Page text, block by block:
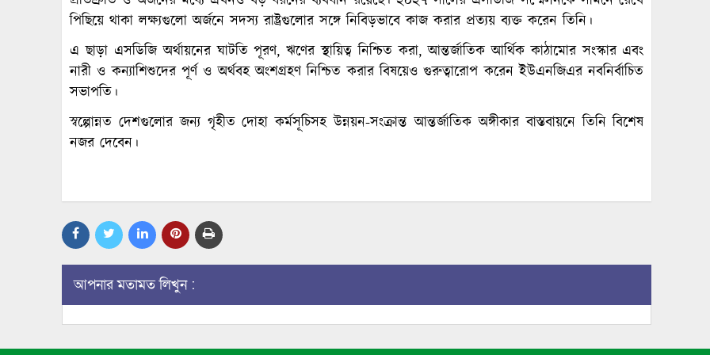
পিছিয়ে থাকা লক্ষ্যগুলো অর্জনে সদস্য রাষ্ট্রগুলোর সঙ্গে নিবিড়ভাবে কাজ করার প্রত্যয় ব্যক্ত করেন তিনি।
এ ছাড়া এসডিজি অর্থায়নের ঘাটতি পূরণ, ঋণের স্থায়িত্ব নিশ্চিত করা, আন্তর্জাতিক আর্থিক কাঠামোর সংস্কার এবং
নারী ও কন্যাশিশুদের পূর্ণ ও অর্থবহ অংশগ্রহণ নিশ্চিত করার বিষয়েও গুরুত্বারোপ করেন ইউএনজিএর নবনির্বাচিত
সভাপতি।
স্বল্পোন্নত দেশগুলোর জন্য গৃহীত দোহা কর্মসূচিসহ উন্নয়ন-সংক্রান্ত আন্তর্জাতিক অঙ্গীকার বাস্তবায়নে তিনি বিশেষ
নজর দেবেন।
আপনার মতামত লিখুন :